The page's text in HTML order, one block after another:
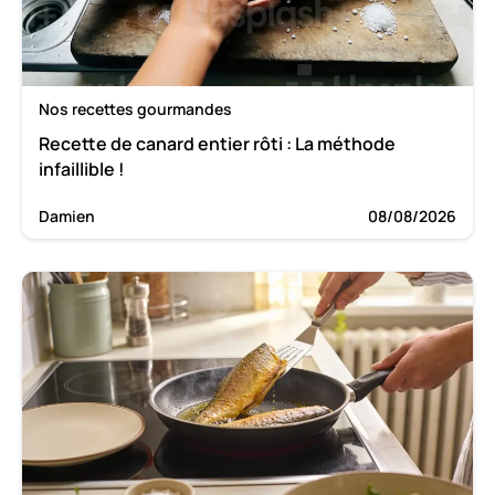
Nos recettes gourmandes
Recette de canard entier rôti : La méthode
infaillible !
Damien 08/08/2026